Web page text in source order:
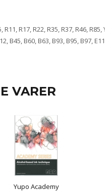
R17, R22, R35, R37, R46, R85,
B60, B63, B93, B95, B97,
VARER
Yupo Academy